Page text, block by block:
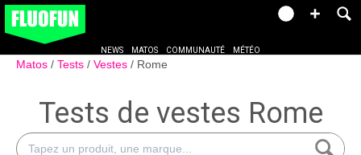
NEWS MATOS COMMUNAUTÉ MÉTÉO
Matos Tests Vestes Rome
Tests de vestes Rome